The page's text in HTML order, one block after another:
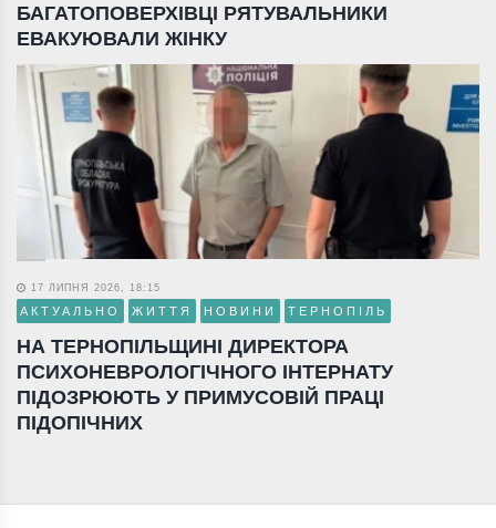
БАГАТОПОВЕРХІВЦІ РЯТУВАЛЬНИКИ
ЕВАКУЮВАЛИ ЖІНКУ
17 ЛИПНЯ 2026, 18:15
АКТУАЛЬНО ЖИТТЯ НОВИНИ ТЕРНОПІЛЬ
НА ТЕРНОПІЛЬЩИНІ ДИРЕКТОРА
ПСИХОНЕВРОЛОГІЧНОГО ІНТЕРНАТУ
ПІДОЗРЮЮТЬ У ПРИМУСОВІЙ ПРАЦІ
ПІДОПІЧНИХ